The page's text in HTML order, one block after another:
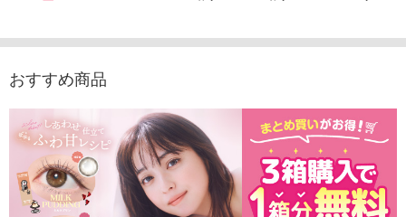
1,760円(税込)
おすすめ商品